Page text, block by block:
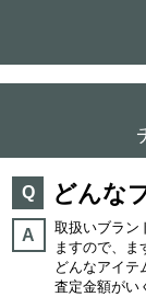
Q どんな
A
取扱いブラン
ますので、ま
どんなアイテ
査定金額がい